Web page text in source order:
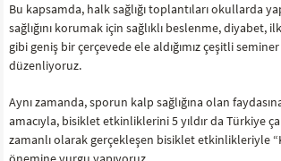
Bu kapsamda, halk sağlığı toplantıları okullarda
sağlığını korumak için sağlıklı beslenme, diyabet,
gibi geniş bir çerçevede ele aldığımız çeşitli
düzenliyoruz.
Aynı zamanda, sporun kalp sağlığına olan
amacıyla, bisiklet etkinliklerini 5 yıldır da Türkiye
zamanlı olarak gerçekleşen bisiklet etkinlikleriyle